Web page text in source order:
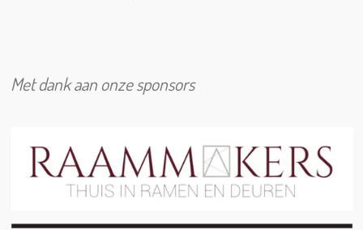
Met dank aan onze sponsors